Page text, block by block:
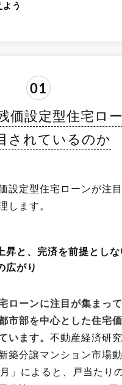
よう
01
価設定型住宅ロ
されているのか
設定型住宅ローンが注
します。
昇と、完済を前提としな
広がり
ローンに注目が集まっ
市部を中心とした住宅
います。不動産経済研
築分譲マンション市場動
」によると、戸当たり